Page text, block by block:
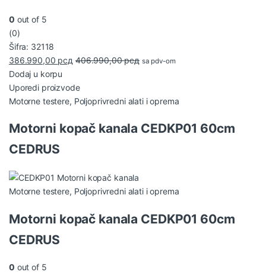
0 out of 5
(0)
Šifra: 32118
386.990,00 рсд 406.990,00рсд sa pdv-om
Dodaj u korpu
Uporedi proizvode
Motorne testere, Poljoprivredni alati i oprema
Motorni kopač kanala CEDKP01 60cm
CEDRUS
Motorne testere, Poljoprivredni alati i oprema
Motorni kopač kanala CEDKP01 60cm
CEDRUS
0 out of 5